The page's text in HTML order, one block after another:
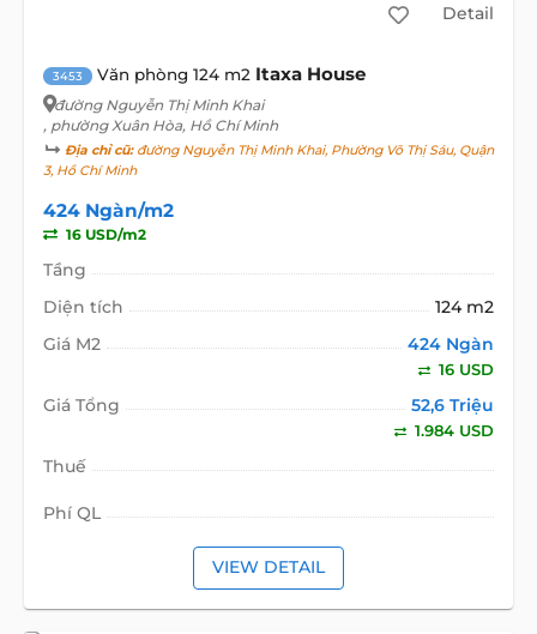
Detail
3453 Văn phòng 124 m2 Itaxa House
đường Nguyễn Thị Minh Khai
, phường Xuân Hòa, Hồ Chí Minh
Địa chỉ cũ:đường Nguyễn Thị Minh Khai, Phường Võ Thị Sáu, Quận
3, Hồ Chí Minh
424 Ngàn/m2
16 USD/m2
Tầng
Diện tích
124 m2
Giá M2
424 Ngàn
16 USD
Giá Tổng 52,6 Triệu
1.984 USD
Thuế
Phí QL
VIEW DETAIL